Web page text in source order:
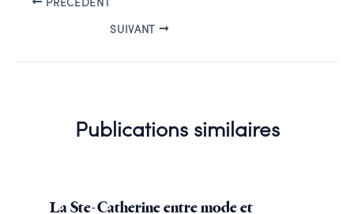
SUIVANT
Publications similaires
La Ste-Catherine entre mode et